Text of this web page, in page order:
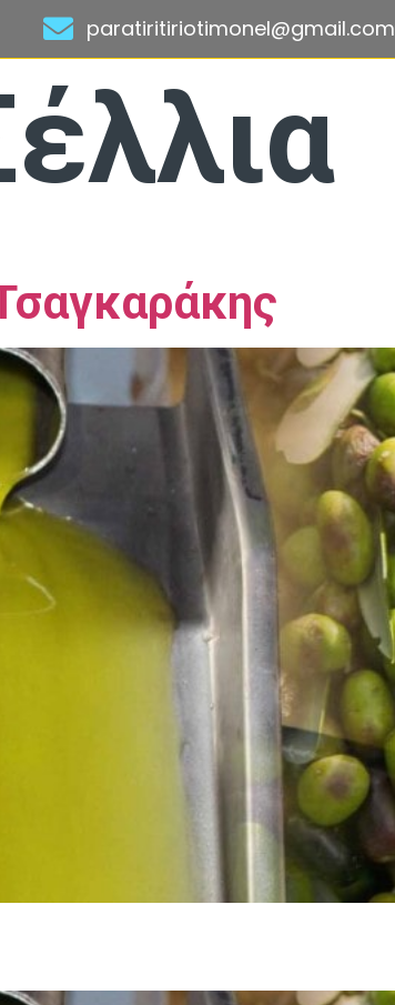
paratiritiriotimonel@gmail.com